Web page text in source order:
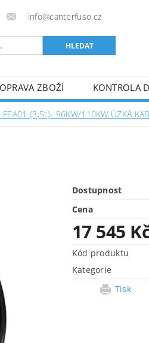
info@canterfuso.cz
ZBOŽÍ
KONTROLA
(3,5t)- 96KW/110KW ÚZKÁ
Dostupnost
Cena
17 545
Kód produktu
Kategorie
Tisk